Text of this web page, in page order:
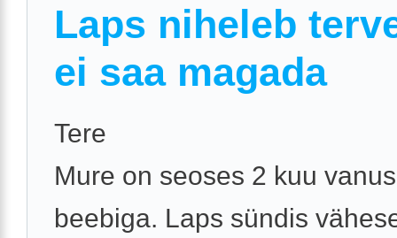
Laps niheleb
ei saa magada
Tere
Mure on seoses 2 kuu
beebiga. Laps sündis